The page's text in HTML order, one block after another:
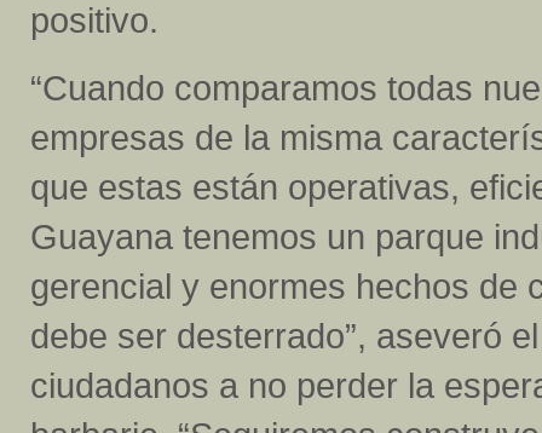
positivo.
“Cuando comparamos todas
empresas de la misma
que estas están operativas,
Guayana tenemos un parque
gerencial y enormes hechos
debe ser desterrado”, aseveró
ciudadanos a no perder la